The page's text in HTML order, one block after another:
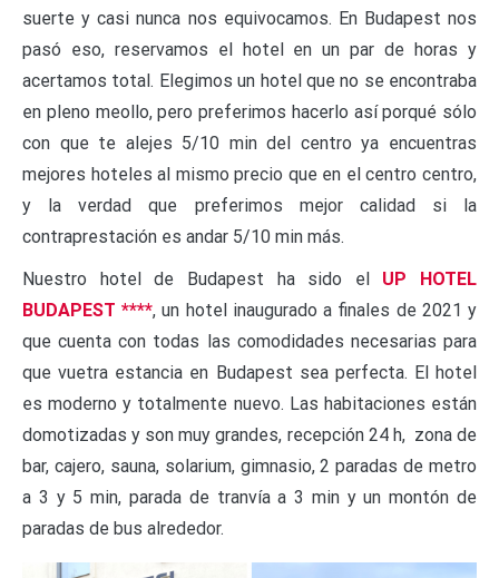
suerte y casi nunca nos equivocamos. En Budapest nos
pasó eso, reservamos el hotel en un par de horas y
acertamos total. Elegimos un hotel que no se encontraba
en pleno meollo, pero preferimos hacerlo así porqué sólo
con que te alejes 5/10 min del centro ya encuentras
mejores hoteles al mismo precio que en el centro centro,
y la verdad que preferimos mejor calidad si la
contraprestación es andar 5/10 min más.
Nuestro hotel de Budapest ha sido el UP HOTEL
BUDAPEST ****, un hotel inaugurado a finales de 2021 y
que cuenta con todas las comodidades necesarias para
que vuetra estancia en Budapest sea perfecta. El hotel
es moderno y totalmente nuevo. Las habitaciones están
domotizadas y son muy grandes, recepción 24 h, zona de
bar, cajero, sauna, solarium, gimnasio, 2 paradas de metro
a 3 y 5 min, parada de tranvía a 3 min y un montón de
paradas de bus alrededor.